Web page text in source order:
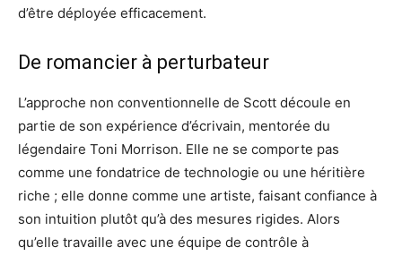
d’être déployée efficacement.
De romancier à perturbateur
L’approche non conventionnelle de Scott découle en
partie de son expérience d’écrivain, mentorée du
légendaire Toni Morrison. Elle ne se comporte pas
comme une fondatrice de technologie ou une héritière
riche ; elle donne comme une artiste, faisant confiance à
son intuition plutôt qu’à des mesures rigides. Alors
qu’elle travaille avec une équipe de contrôle à